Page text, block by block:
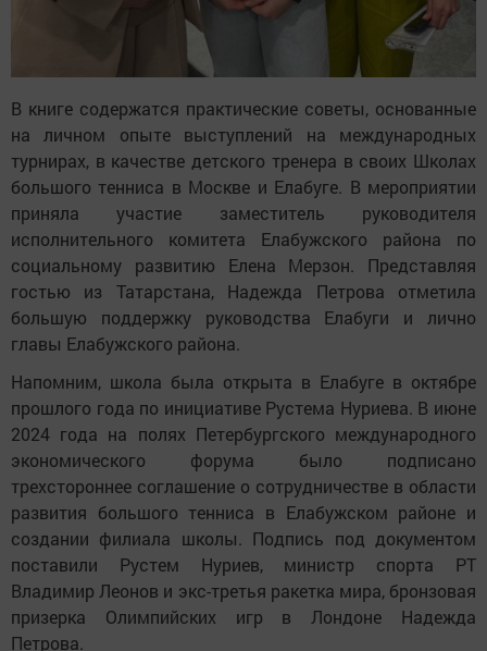
В книге содержатся практические советы, основанные
на личном опыте выступлений на международных
турнирах, в качестве детского тренера в своих Школах
большого тенниса в Москве и Елабуге. В мероприятии
приняла участие заместитель руководителя
исполнительного комитета Елабужского района по
социальному развитию Елена Мерзон. Представляя
гостью из Татарстана, Надежда Петрова отметила
большую поддержку руководства Елабуги и лично
главы Елабужского района.